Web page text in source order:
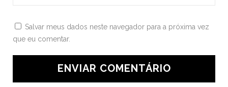
Salvar meus dados neste navegador para a próxima vez
que eu comentar.